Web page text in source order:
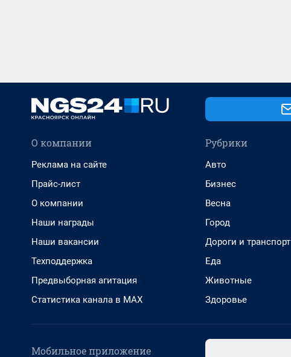
О компании
Реклама на сайте
Прайс-лист
О компании
Наши награды
Наши вакансии
Техподдержка
Предвыборная агитация
Статистика канала в MAX
Рубрики
Авто
Бизнес
Весна
Город
Дороги и транспорт
Еда
Животные
Здоровье
Мобильное приложение